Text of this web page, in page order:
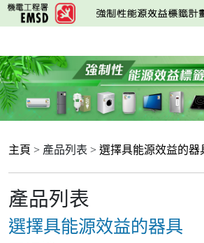
跳
至
要
內
容
主頁 > 產品列表 > 選擇具能源效益的器
產品列表
選擇具能源效益的器具